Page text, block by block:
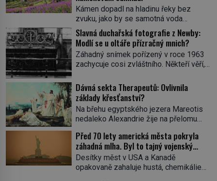
Kámen dopadl na hladinu řeky bez
zvuku, jako by se samotná voda
rozhodla mlčet. Mladší z chlapců
bolestně strhl ruku, ale další úder ho
zasáhl dříve, než si vůbec uvědomil
pohyb: tiše, nelidsky přesně. „Odkud…?“
zachrčel starší student, ale v houštině
mohl cokoliv házet. A když se […]
Slavná duchařská fotografie z Newby:
Modlí se u oltáře přízračný mnich?
Záhadný snímek pořízený v roce 1963
zachycuje cosi zvláštního. Někteří věří,
oltáře je duch mnicha ze 16. století s
bílým závojem přes obličej, který
pravděpodobně zakrývá lepru nebo jiné
znetvoření. Jiní jsou skeptičtí a považují
vše za podvod. Jak vlastně vznikla
jedna z nejslavnějších duchařských
fotek? Moderní vyšetřovatelé
paranormálních […]
Dávná sekta Therapeutů: Ovlivnila
základy křesťanství?
Na břehu egyptského jezera Mareotis
nedaleko Alexandrie žije na přelomu
žen. Každý obývá vlastní celu, kde se
věnuje modlitbě, meditaci a studiu textů,
a někdy dlouhé dny nic nepozře. Pro
skupinu se ujme název Therapeuté, a
Před 70 lety americká města pokryla
záhadná mlha. Byl to tajný vojenský
experiment!
Desítky měst v USA a Kanadě
opakovaně zahaluje hustá, chemikáliemi